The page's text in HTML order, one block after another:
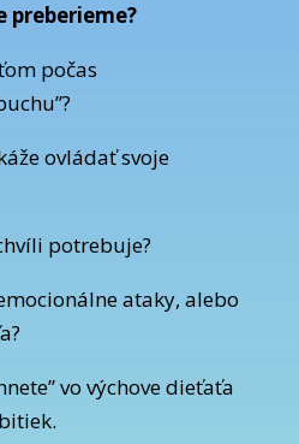
preberieme?
počas
ovládať svoje
potrebuje?
ataky, alebo
vo výchove dieťaťa